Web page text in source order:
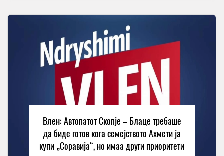
Влен: Автопатот Скопје – Блаце требаше
да биде готов кога семејството Ахмети ја
купи „Соравија“, но имаа други приоритети